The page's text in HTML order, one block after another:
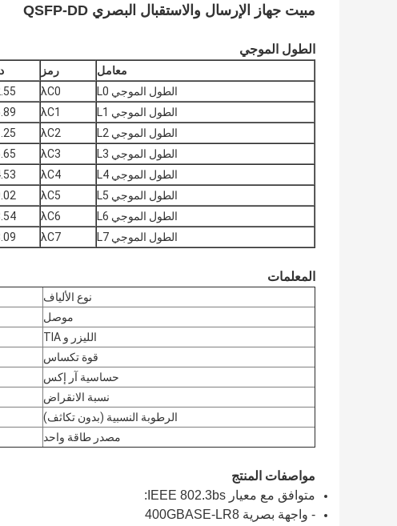
مبيت جهاز الإرسال والاستقبال البصري QSFP-DD
الطول الموجي
معامل رمز
الطول الموجي L0
λC0
الطول الموجي L1
λC1
الطول الموجي L2
λC2
الطول الموجي L3
λC3
الطول الموجي L4
λC4
الطول الموجي L5
λC5
الطول الموجي L6
λC6
الطول الموجي L7
λC7
المعلمات
نوع الألياف
موصل
الليزر و TIA
قوة تكساس
حساسية آر إكس
نسبة الانقراض
الرطوبة النسبية (بدون تكاثف)
مصدر طاقة واحد
مواصفات المنتج
متوافق مع معيار IEEE 802.3bs:
- واجهة بصرية 400GBASE-LR8